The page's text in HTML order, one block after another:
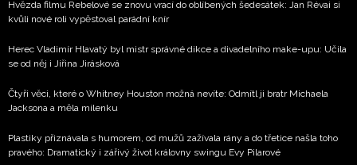
Hvězda filmu Rebelové se znovu vrací do oblíbených šedesátek: Jan Révai si
kvůli nové roli vypěstoval parádní knír
Herec Vladimír Hlavatý byl mistr správné dikce a divadelního make-upu: Učila
se od něj i Jiřina Jirásková
Čtyři věci, které o Whitney Houston možná nevíte: Odmítl ji bratr Michaela
Jacksona a měla milenku
Plastiky přiznávala s humorem, od mužů zažívala rány a do třetice našla toho
pravého: Dramatický i zářivý život královny swingu Evy Pilarové